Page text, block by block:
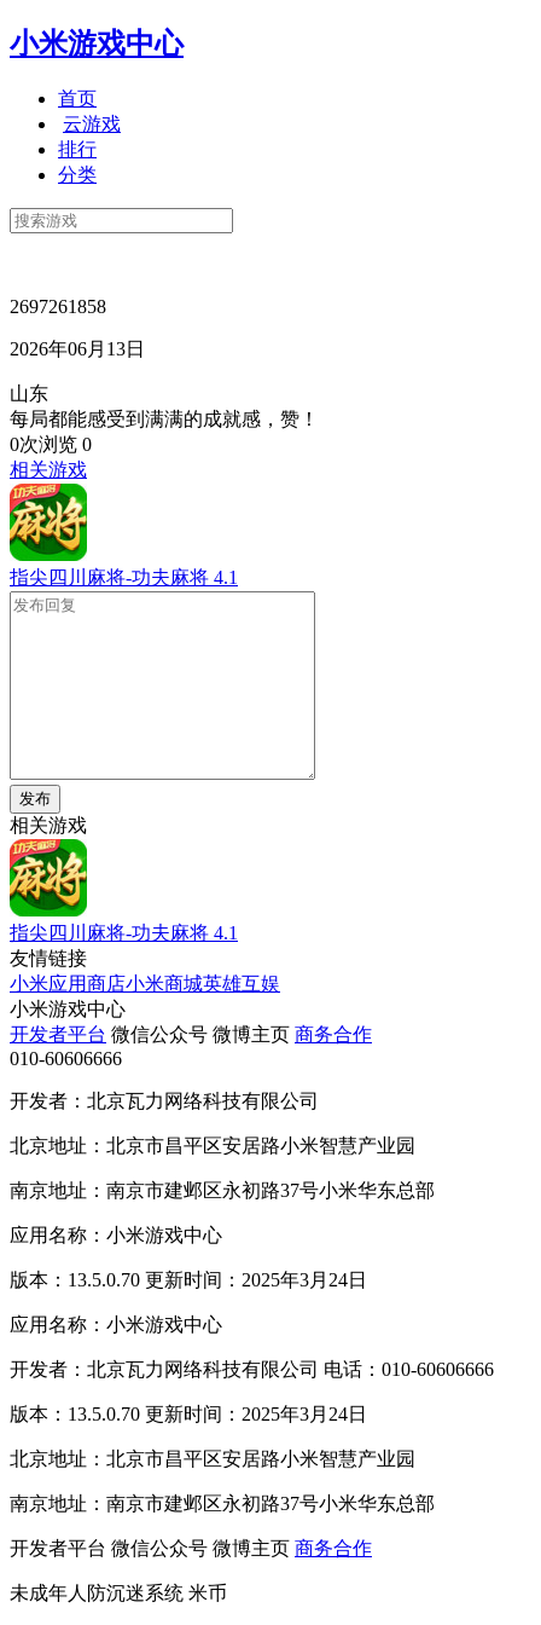
小米游戏中心
首页
云游戏
排行
分类
2697261858
2026年06月13日
山东
每局都能感受到满满的成就感，赞！
0次浏览 0
相关游戏
指尖四川麻将-功夫麻将 4.1
发布
相关游戏
指尖四川麻将-功夫麻将 4.1
友情链接
小米应用商店小米商城英雄互娱
小米游戏中心
开发者平台 微信公众号 微博主页 商务合作
010-60606666
开发者：北京瓦力网络科技有限公司
北京地址：北京市昌平区安居路小米智慧产业园
南京地址：南京市建邺区永初路37号小米华东总部
应用名称：小米游戏中心
版本：13.5.0.70 更新时间：2025年3月24日
应用名称：小米游戏中心
开发者：北京瓦力网络科技有限公司 电话：010-60606666
版本：13.5.0.70 更新时间：2025年3月24日
北京地址：北京市昌平区安居路小米智慧产业园
南京地址：南京市建邺区永初路37号小米华东总部
开发者平台 微信公众号 微博主页 商务合作
未成年人防沉迷系统 米币